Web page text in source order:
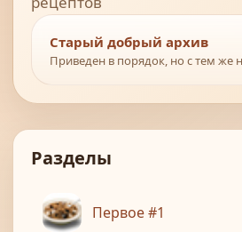
Старый добрый архив
Приведен в порядок, но с тем же
Разделы
Первое #1